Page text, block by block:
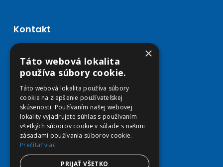
Kontakt
podpora@viplekaren.sk
0911 678 900(Po - Pia 7:30 - 15:30)
Telefón kamenná Lekáreň VIP Košice:
055 307 78 30
(Po - Ne 8:00 - 18:00)
Adresa Lekáreň VIP:
×
Táto webová lokalita
používa súbory cookie.
Táto webová lokalita používa súbory
cookie na zlepšenie používateľskej
skúsenosti. Používaním našej webovej
lokality vyjadrujete súhlas s používaním
všetkých súborov cookie v súlade s našimi
zásadami používania súborov cookie.
Prečítať viac
PRIJAŤ VŠETKO